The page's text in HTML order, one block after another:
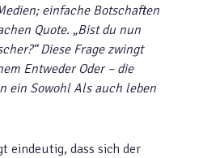
einfache Botschaften
Quote. „Bist du nun
Diese Frage zwingt
Entweder Oder – die
ein Sowohl Als auch leben
eindeutig, dass sich der